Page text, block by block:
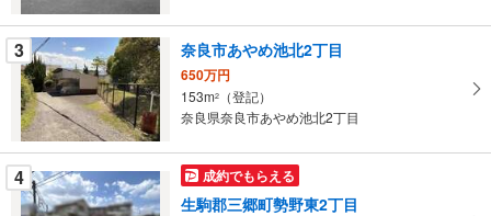
ペ
ー
ジ
に
保
存
す
る
3 奈良市あやめ池北2丁目
650万円
153m2
（登記）
奈良県奈良市あやめ池北2丁目
4 成約でもらえる
生駒郡三郷町勢野東2丁目